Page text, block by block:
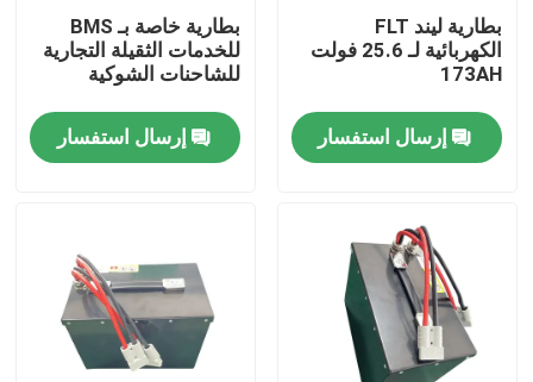
بيت
معلومات عنا
جولة في المعمل
بطارية ليند FLT
الكهربائية لـ 25.6 فولت
173AH
إرسال استفسار
بطارية خاصة بـ BMS
للخدمات الثقيلة التجارية
للشاحنات الشوكية
إرسال استفسار